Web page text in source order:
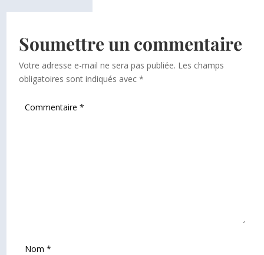
Soumettre un commentaire
Votre adresse e-mail ne sera pas publiée. Les champs
obligatoires sont indiqués avec*